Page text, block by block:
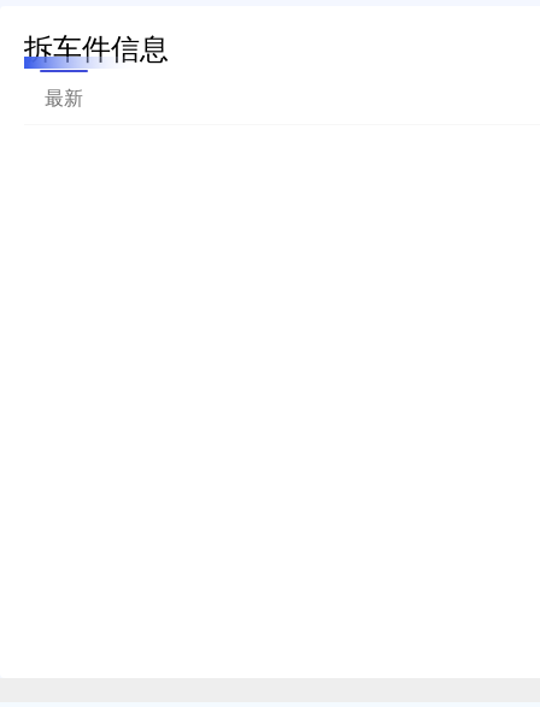
拆车件信息
最新